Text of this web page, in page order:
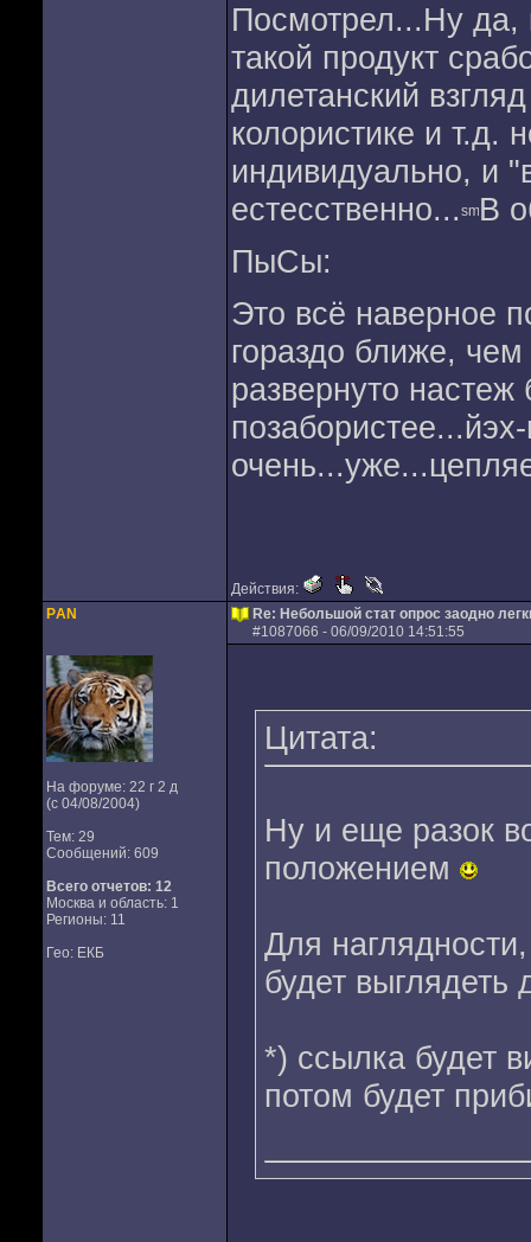
Посмотрел...Ну да,
такой продукт
дилетанский
колористике и т.д.
индивидуально, и
естесственно... В
ПыСы:
Это всё наверное
гораздо ближе,
развернуто
Действия:
PАN
На форуме: 22 г 2 д
(с 04/08/2004)
Тем: 29
Сообщений: 609
Всего отчетов: 12
Москва и область: 1
Регионы: 11
Гео: ЕКБ
Re: Небольшой стат опрос заодно
#1087066 - 06/09/2010 14:51:55
Цитата:
Ну и еще разок
положением
Для
будет
*) ссылка будет
потом будет